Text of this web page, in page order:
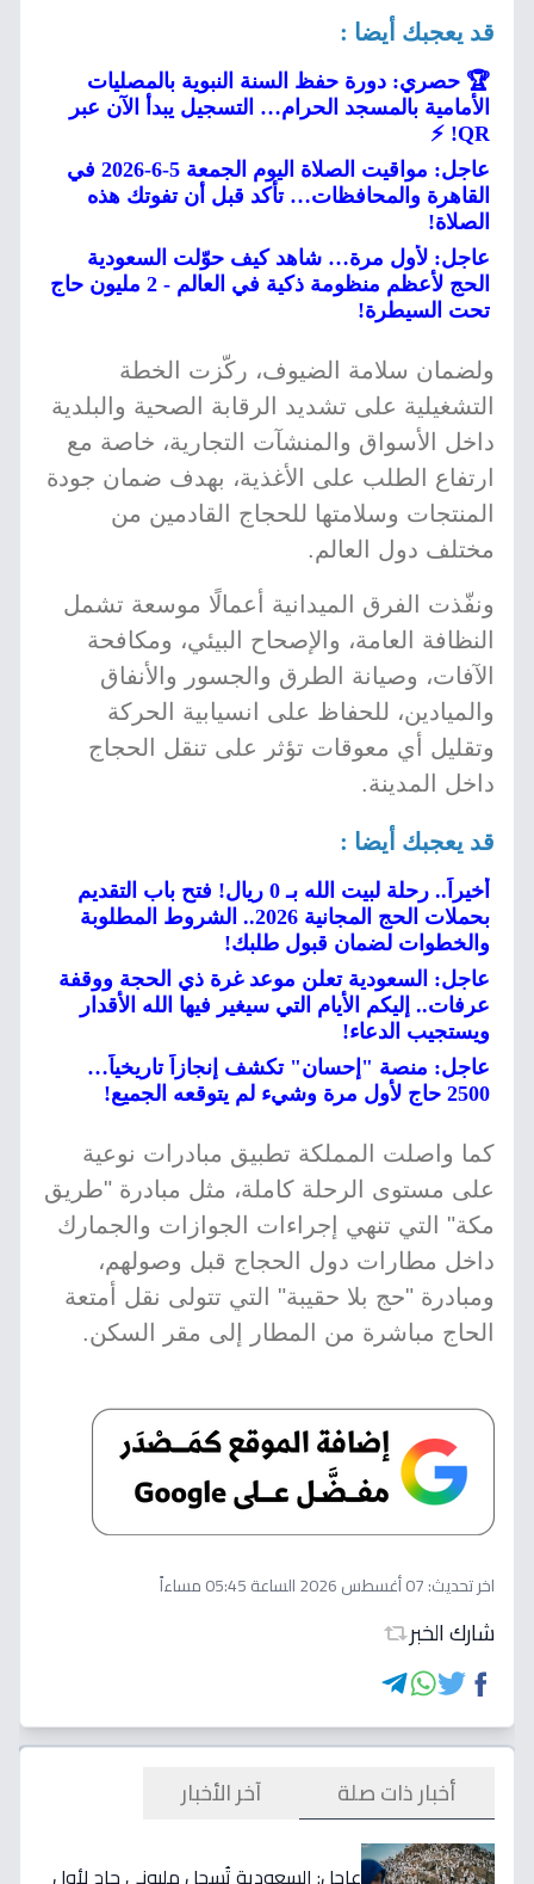
قد يعجبك أيضا :
🏆 حصري: دورة حفظ السنة النبوية بالمصليات
الأمامية بالمسجد الحرام… التسجيل يبدأ الآن عبر
QR! ⚡
عاجل: مواقيت الصلاة اليوم الجمعة 5-6-2026 في
القاهرة والمحافظات… تأكد قبل أن تفوتك هذه
الصلاة!
عاجل: لأول مرة… شاهد كيف حوّلت السعودية
الحج لأعظم منظومة ذكية في العالم - 2 مليون حاج
تحت السيطرة!
ولضمان سلامة الضيوف، ركّزت الخطة
التشغيلية على تشديد الرقابة الصحية والبلدية
داخل الأسواق والمنشآت التجارية، خاصة مع
ارتفاع الطلب على الأغذية، بهدف ضمان جودة
المنتجات وسلامتها للحجاج القادمين من
مختلف دول العالم.
ونفّذت الفرق الميدانية أعمالًا موسعة تشمل
النظافة العامة، والإصحاح البيئي، ومكافحة
الآفات، وصيانة الطرق والجسور والأنفاق
والميادين، للحفاظ على انسيابية الحركة
وتقليل أي معوقات تؤثر على تنقل الحجاج
داخل المدينة.
قد يعجبك أيضا :
أخيراً.. رحلة لبيت الله بـ 0 ريال! فتح باب التقديم
بحملات الحج المجانية 2026.. الشروط المطلوبة
والخطوات لضمان قبول طلبك!
عاجل: السعودية تعلن موعد غرة ذي الحجة ووقفة
عرفات.. إليكم الأيام التي سيغير فيها الله الأقدار
ويستجيب الدعاء!
عاجل: منصة "إحسان" تكشف إنجازاً تاريخياً…
2500 حاج لأول مرة وشيء لم يتوقعه الجميع!
كما واصلت المملكة تطبيق مبادرات نوعية
على مستوى الرحلة كاملة، مثل مبادرة "طريق
مكة" التي تنهي إجراءات الجوازات والجمارك
داخل مطارات دول الحجاج قبل وصولهم،
ومبادرة "حج بلا حقيبة" التي تتولى نقل أمتعة
الحاج مباشرة من المطار إلى مقر السكن.
اخر تحديث:07 أغسطس 2026 الساعة 05:45 مساءاً
شارك الخبر
أخبار ذات صلة آخر الأخبار